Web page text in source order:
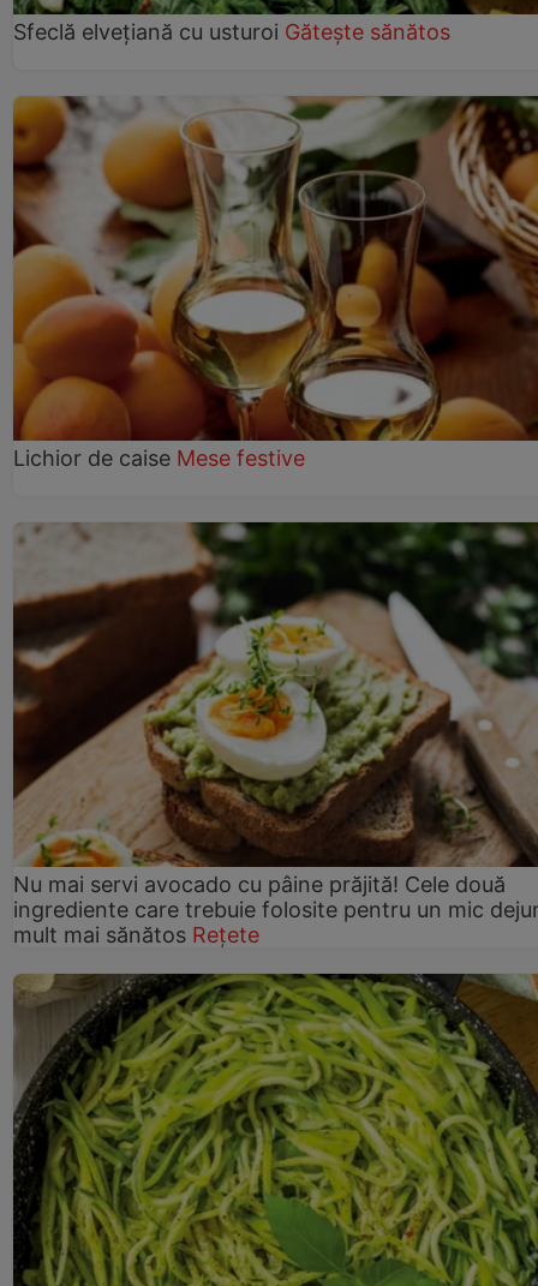
Sfeclă elvețiană cu usturoi Gătește sănătos
Lichior de caise Mese festive
Nu mai servi avocado cu pâine prăjită! Cele două
ingrediente care trebuie folosite pentru un mic
mult mai sănătos Rețete